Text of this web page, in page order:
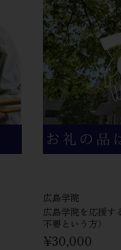
広島学院
広島学院を​応援す
不要と​いう​方）
¥30,000